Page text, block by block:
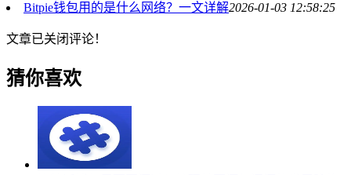
Bitpie钱包用的是什么网络？一文详解2026-01-03 12:58:25
文章已关闭评论！
猜你喜欢